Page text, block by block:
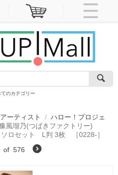
のカテゴリー
アーティスト / ハロー！プロジェ
風瑠乃(つばきファクトリー)
ソロセット L判 3枚 ［0228-］
of 576